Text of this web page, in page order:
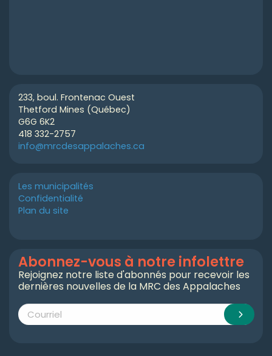
233, boul. Frontenac Ouest
Thetford Mines (Québec)
G6G 6K2
418 332-2757
info@mrcdesappalaches.ca
Les municipalités
Confidentialité
Plan du site
Abonnez-vous à notre infolettre
Rejoignez notre liste d'abonnés pour recevoir les
dernières nouvelles de la MRC des Appalaches